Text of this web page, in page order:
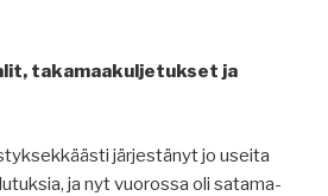
takamaakuljetukset ja
järjestänyt jo useita
ja nyt vuorossa oli satama-